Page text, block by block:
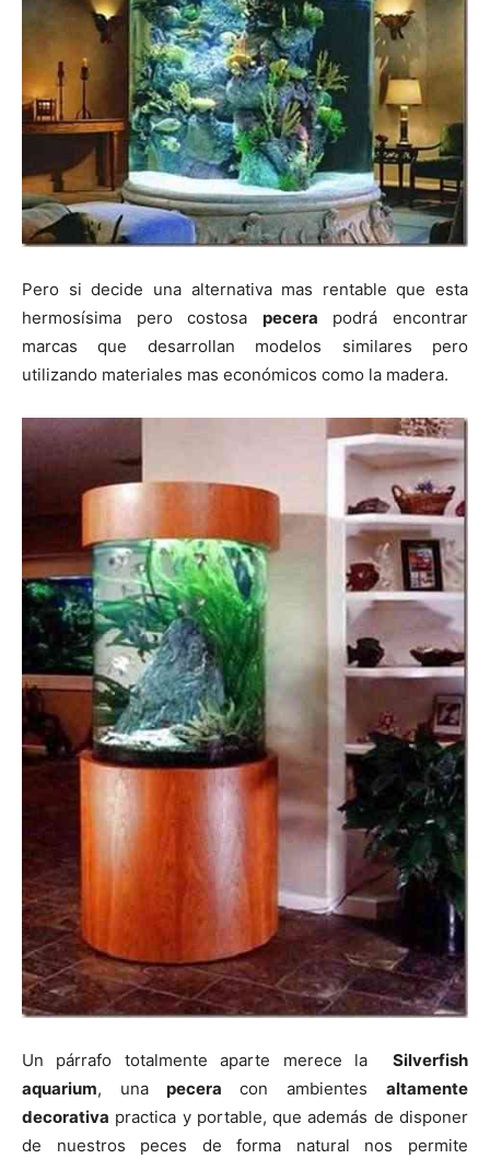
Pero si decide una alternativa mas rentable que esta
hermosísima pero costosa pecera podrá encontrar
marcas que desarrollan modelos similares pero
utilizando materiales mas económicos como la madera.
Un párrafo totalmente aparte merece la Silverfish
aquarium, unapecera con ambientesaltamente
decorativa practica y portable, que además de disponer
de nuestros peces de forma natural nos permite